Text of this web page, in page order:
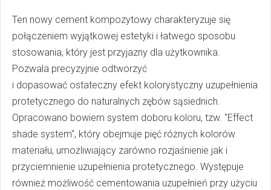
Ten nowy cement kompozytowy charakteryzuje się
połączeniem wyjątkowej estetyki i łatwego sposobu
stosowania, który jest przyjazny dla użytkownika.
Pozwala precyzyjnie odtworzyć
i dopasować ostateczny efekt kolorystyczny uzupełnienia
protetycznego do naturalnych zębów sąsiednich.
Opracowano bowiem system doboru koloru, tzw. "Effect
shade system", który obejmuje pięć różnych kolorów
materiału, umożliwiający zarówno rozjaśnienie jak i
przyciemnienie uzupełnienia protetycznego. Występuje
również możliwość cementowania uzupełnień przy użyciu